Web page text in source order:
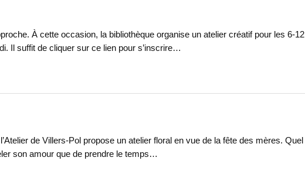
À cette occasion, la bibliothèque organise un atelier créatif pour les 6-12
Il suffit de cliquer sur ce lien pour s’inscrire…
de Villers-Pol propose un atelier floral en vue de la fête des mères. Quel
son amour que de prendre le temps…